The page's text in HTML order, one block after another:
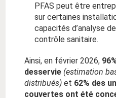
PFAS peut être
sur certaines
capacités d’analyse
contrôle sanitaire.
Ainsi, en février 2026,
desservie (estimation
distribués) et 62% des
couvertes ont été